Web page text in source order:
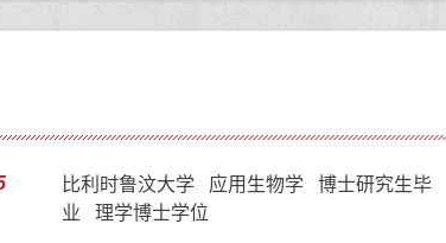
比利时鲁汶大学 应用生物学 博士研究生毕
业 理学博士学位